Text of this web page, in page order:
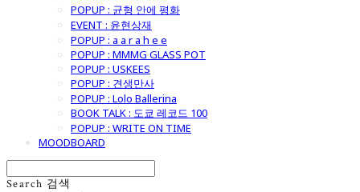
POPUP : 균형 안에 평화
EVENT : 윤현상재
POPUP : a a r a h e e
POPUP : MMMG GLASS POT
POPUP : USKEES
POPUP : 견생만사
POPUP : Lolo Ballerina
BOOK TALK : 도쿄 레코드 100
POPUP : WRITE ON TIME
MOODBOARD
Search 검색